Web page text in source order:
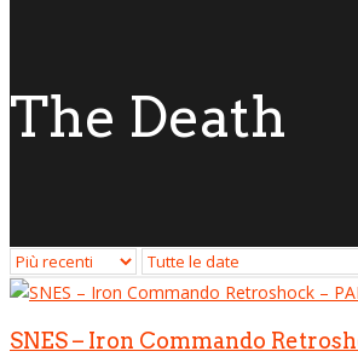
The Death
SNES – Iron Commando